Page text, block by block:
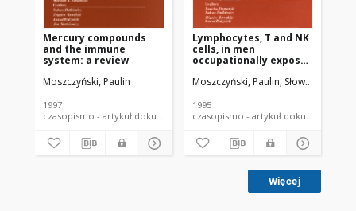
Mercury compounds
and the immune
system: a review
Moszczyński, Paulin
1997
czasopismo - artykuł dokument piśmienniczy
Lymphocytes, T and NK
cells, in men
occupationally exposed
Moszczyński, Paulin Słowiński,
1995
czasopismo - artykuł
Więcej